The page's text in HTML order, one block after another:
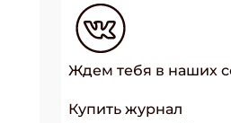
Ждем тебя в наших
Купить журнал